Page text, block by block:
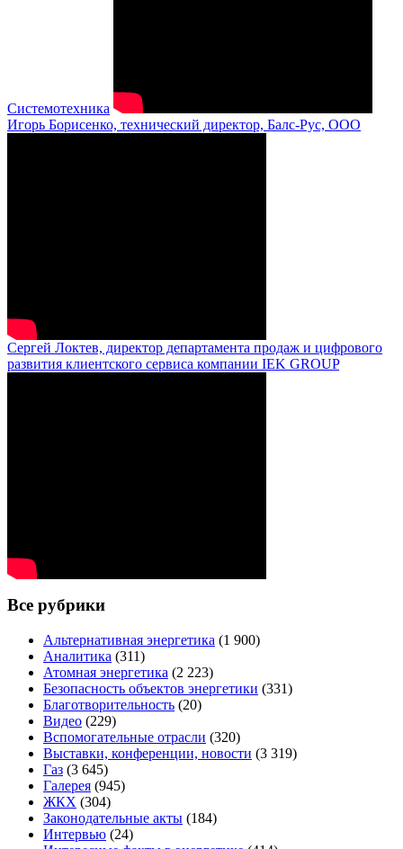
Системотехника
Игорь Борисенко, технический директор, Балс-Рус, ООО
Сергей Локтев, директор департамента продаж и цифрового
развития клиентского сервиса компании IEK GROUP
Все рубрики
Альтернативная энергетика (1 900)
Аналитика (311)
Атомная энергетика (2 223)
Безопасность объектов энергетики (331)
Благотворительность (20)
Видео (229)
Вспомогательные отрасли (320)
Выставки, конференции, новости (3 319)
Газ (3 645)
Галерея (945)
ЖКХ (304)
Законодательные акты (184)
Интервью (24)